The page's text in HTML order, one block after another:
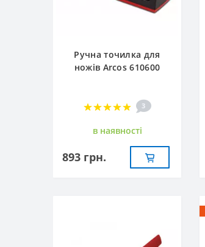
Ручна точилка для
ножів Arcos 610600
3
в наявностi
893 грн.